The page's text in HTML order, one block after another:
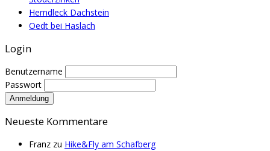
Herndleck Dachstein
Oedt bei Haslach
Login
Benutzername
Passwort
Neueste Kommentare
Franz zu Hike&Fly am Schafberg